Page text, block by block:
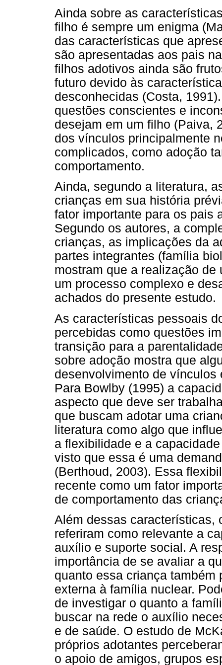
Ainda sobre as
filho é sempre um enigma
das características que
são apresentadas aos pais
filhos adotivos ainda são
futuro devido às
desconhecidas (Costa,
questões conscientes e
desejam em um filho (Paiva,
dos vínculos principalmente
complicados, como adoção
comportamento.
Ainda, segundo a literatura,
crianças em sua história
fator importante para os pais
Segundo os autores, a
crianças, as implicações da
partes integrantes (família
mostram que a realização
um processo complexo e
achados do presente estudo.
As características pessoais
percebidas como questões
transição para a
sobre adoção mostra que
desenvolvimento de
Para Bowlby (1995) a
aspecto que deve ser
que buscam adotar uma
literatura como algo que
a flexibilidade e a
visto que essa é uma
(Berthoud, 2003). Essa
recente como um fator
de comportamento das
Além dessas características,
referiram como relevante a
auxílio e suporte social. A
importância de se avaliar a
quanto essa criança também
externa à família nuclear.
de investigar o quanto a
buscar na rede o auxílio
e de saúde. O estudo de
próprios adotantes
o apoio de amigos, grupos